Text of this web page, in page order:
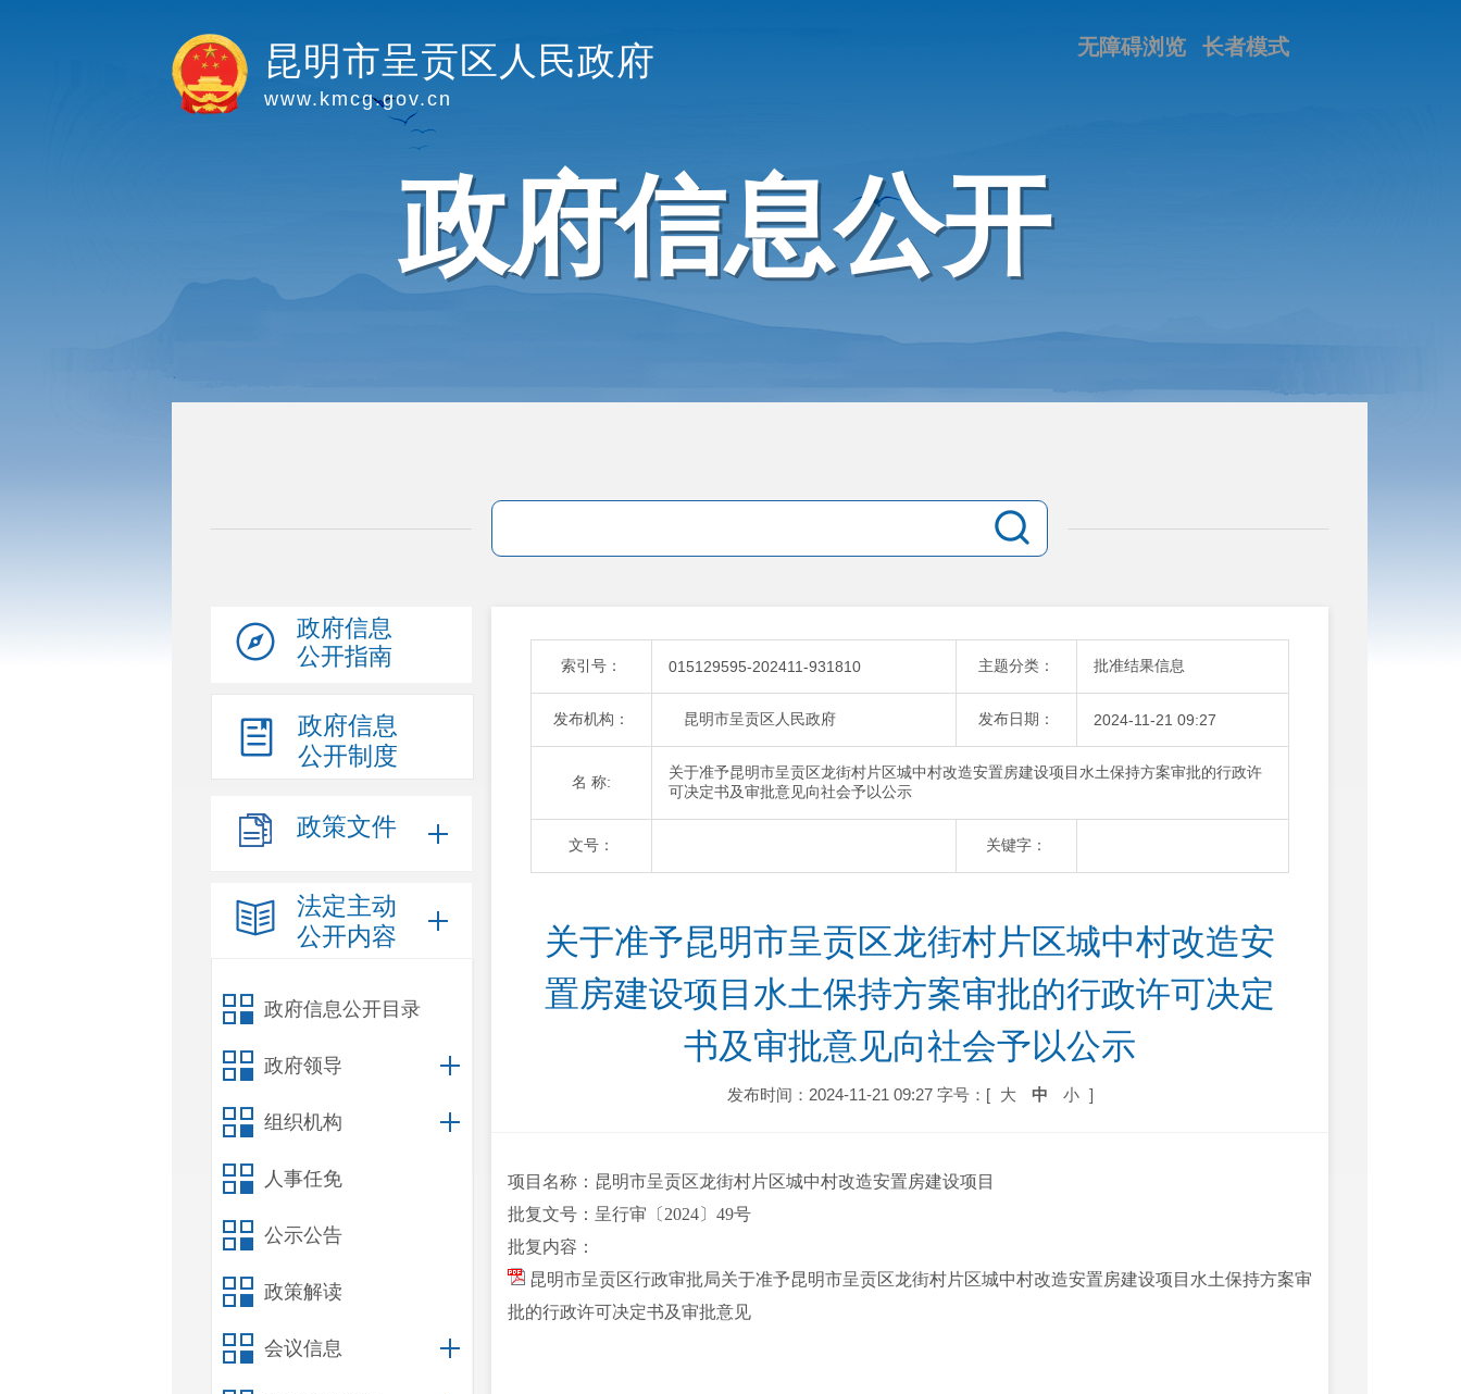
昆明市呈贡区人民政府
www.kmcg.gov.cn
长者模式
无障碍浏览
政府信息公开
政府信息
公开指南
政府信息
公开制度
政策文件
法定主动
公开内容
政府信息公开目录
政府领导
组织机构
人事任免
公示公告
政策解读
会议信息
索引号： 015129595-202411-931810 主题分类： 批准结果信息
发布机构： 昆明市呈贡区人民政府 发布日期： 2024-11-21 09:27
名 称:
关于准予昆明市呈贡区龙街村片区城中村改造安置房建设项目水土保持方案审批的行政许
可决定书及审批意见向社会予以公示
文号： 关键字：
关于准予昆明市呈贡区龙街村片区城中村改造安
置房建设项目水土保持方案审批的行政许可决定
书及审批意见向社会予以公示
发布时间：2024-11-21 09:27 字号：[ 大 中 小 ]
项目名称 ：昆明市呈贡区龙街村片区城中村改造安置房建设项目
批复文号：呈行审〔2024〕49号
批复内容：
昆明市呈贡区行政审批局关于准予昆明市呈贡区龙街村片区城中村改造安置房建设项目水土保持方案审
批的行政许可决定书及审批意见